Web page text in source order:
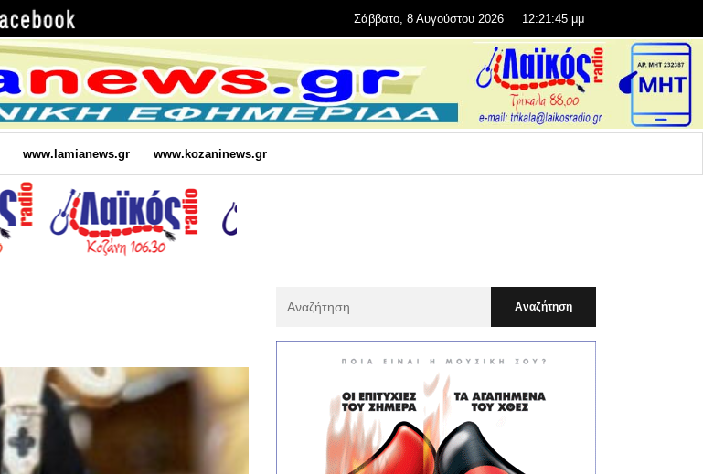
Σάββατο, 8 Αυγούστου 2026 12:21:46 μμ
www.lamianews.gr www.kozaninews.gr
: